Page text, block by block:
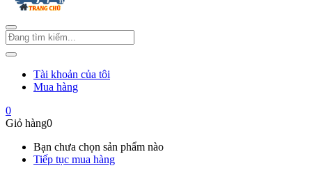
Tài khoản của tôi
Mua hàng
0
Giỏ hàng0
Bạn chưa chọn sản phẩm nào
Tiếp tục mua hàng